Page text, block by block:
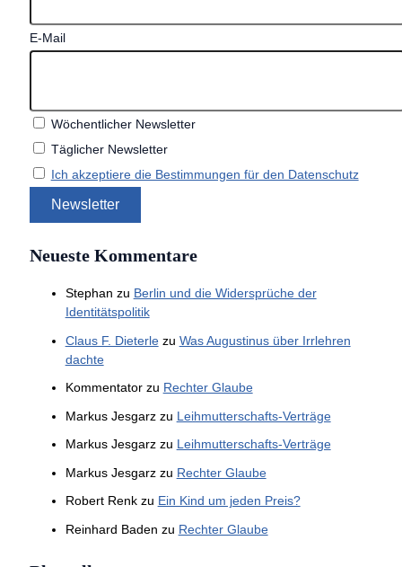
E-Mail
Wöchentlicher Newsletter
Täglicher Newsletter
Ich akzeptiere die Bestimmungen für den Datenschutz
Neueste Kommentare
Stephan zu Berlin und die Widersprüche der
Identitätspolitik
Claus F. Dieterlezu Was Augustinus über Irrlehren
dachte
Kommentatorzu Rechter Glaube
Markus Jesgarzzu Leihmutterschafts-Verträge
Markus Jesgarzzu Leihmutterschafts-Verträge
Markus Jesgarzzu Rechter Glaube
Robert Renkzu Ein Kind um jeden Preis?
Reinhard Baden zu Rechter Glaube